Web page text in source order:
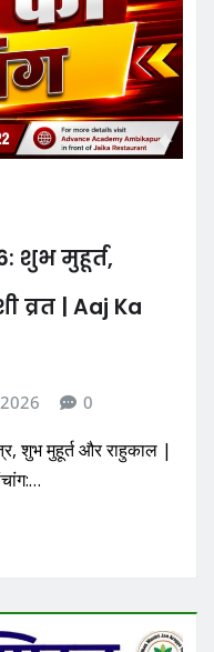
शुभ मुहूर्त,
व्रत | Aaj Ka
0
शुभ मुहूर्त और राहुकाल |